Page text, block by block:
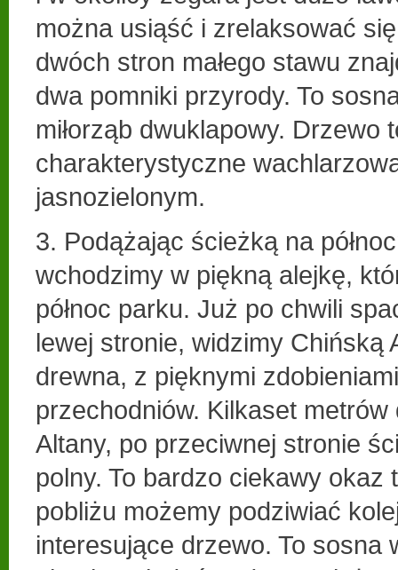
można usiąść i zrelaksować
dwóch stron małego stawu
dwa pomniki przyrody. To
miłorząb dwuklapowy. Drzewo
charakterystyczne
jasnozielonym.
3. Podążając ścieżką na
wchodzimy w piękną alejkę,
północ parku. Już po chwili
lewej stronie, widzimy Chińską
drewna, z pięknymi
przechodniów. Kilkaset metrów
Altany, po przeciwnej stronie
polny. To bardzo ciekawy okaz
pobliżu możemy podziwiać
interesujące drzewo. To sosna